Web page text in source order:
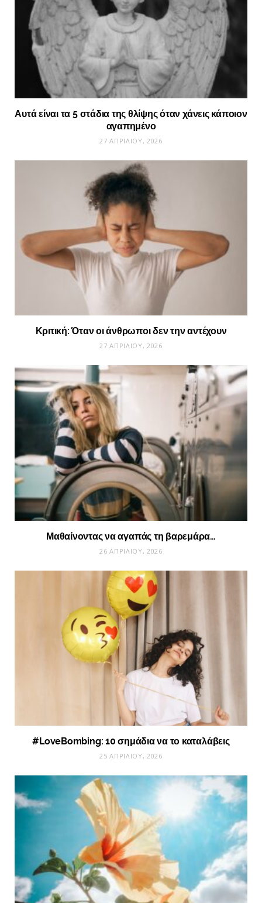
Αυτά είναι τα 5 στάδια της θλίψης όταν χάνεις κάποιον
αγαπημένο
27 ΑΠΡΙΛΊΟΥ, 2026
Κριτική: Όταν οι άνθρωποι δεν την αντέχουν
27 ΑΠΡΙΛΊΟΥ, 2026
Μαθαίνοντας να αγαπάς τη βαρεμάρα…
26 ΑΠΡΙΛΊΟΥ, 2026
#LoveBombing: 10 σημάδια να το καταλάβεις
25 ΑΠΡΙΛΊΟΥ, 2026